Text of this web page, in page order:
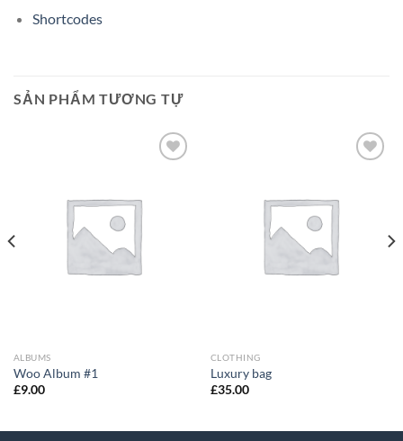
Shortcodes
SẢN PHẨM TƯƠNG TỰ
ALBUMS
Woo Album #1
£9.00
CLOTHING
Luxury bag
£35.00